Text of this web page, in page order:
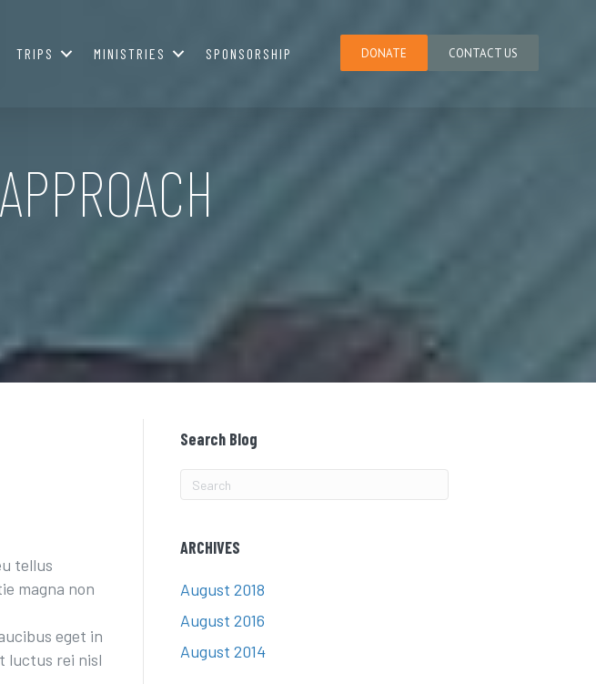
TRIPS MINISTRIES SPONSORSHIP DONATE CONTACT US
tellus
magna non
eget in
luctus rei nisl
Search Blog
ARCHIVES
August 2018
August 2016
August 2014